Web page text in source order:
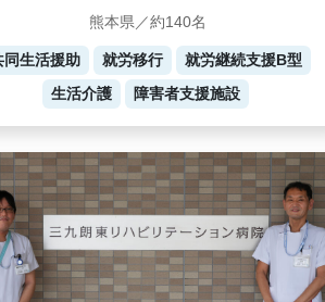
熊本県／約140名
同生活援助 就労移行
就労継続支援B型
生活介護
障害者支援施設